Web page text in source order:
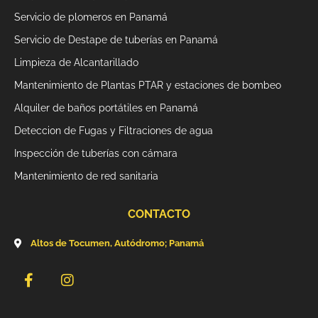
-
f
Servicio de plomeros en Panamá
Servicio de Destape de tuberías en Panamá
Limpieza de Alcantarillado
Mantenimiento de Plantas PTAR y estaciones de bombeo
Alquiler de baños portátiles en Panamá
Deteccion de Fugas y Filtraciones de agua
Inspección de tuberías con cámara
Mantenimiento de red sanitaria
CONTACTO
Altos de Tocumen, Autódromo; Panamá
F
a
I
n